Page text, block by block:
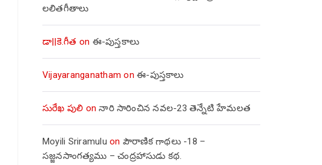
లలితగీతాలు
డా||కె.గీత on ఈ-పుస్తకాలు
Vijayaranganatham onఈ-పుస్తకాలు
సురేఖ పులి onనారి సారించిన నవల-23 తెన్నేటి హేమలత
Moyili Sriramulu on పౌరాణిక గాథలు -18 –
సజ్జనసాంగత్యము – చంద్రహాసుడు కథ.